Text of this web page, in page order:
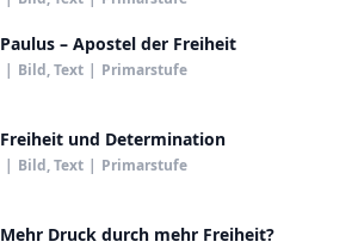
Paulus – Apostel der Freiheit
| Bild, Text | Primarstufe
Freiheit und Determination
| Bild, Text | Primarstufe
Mehr Druck durch mehr Freiheit?